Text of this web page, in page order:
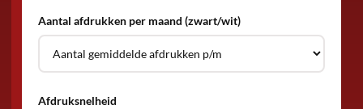
Aantal afdrukken per maand (zwart/wit)
Afdruksnelheid